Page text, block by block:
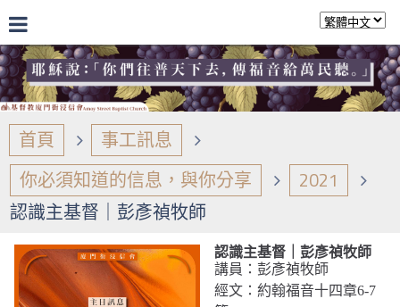
首頁
事工訊息
你必須知道的信息，與你分享
2021
認識主基督｜彭彥禎牧師
認識主基督｜彭彥禎牧師
講員：彭彥禎牧師
經文：約翰福音十四章6-7